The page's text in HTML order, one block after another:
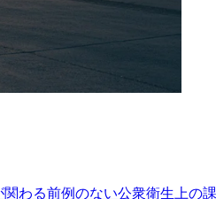
わる前例のない公衆衛生上の